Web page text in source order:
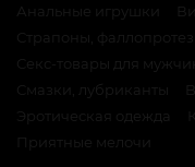
Анальные игрушки
Страпоны, фаллопротезы
Секс-товары для мужчин
Смазки, лубриканты
Эротическая одежда
Приятные мелочи